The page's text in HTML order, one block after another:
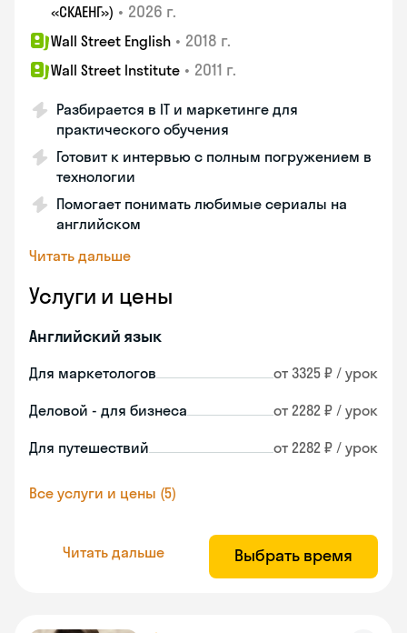
«СКАЕНГ») • 2026 г.
Wall Street English • 2018 г.
Wall Street Institute • 2011 г.
Разбирается в IT и маркетинге для
практического обучения
Готовит к интервью с полным погружением в
технологии
Помогает понимать любимые сериалы на
английском
Читать дальше
Услуги и цены
Английский язык
Для маркетологов от 3325 ₽ / урок
Деловой - для бизнеса от 2282 ₽ / урок
Для путешествий от 2282 ₽ / урок
Все услуги и цены (5)
Читать дальше Выбрать время